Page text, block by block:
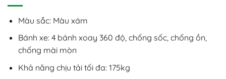
Màu sắc: Màu xám
Bánh xe: 4 bánh xoay 360 độ, chống sốc, chống ồn,
chống mài mòn
Khả năng chịu tải tối đa: 175kg